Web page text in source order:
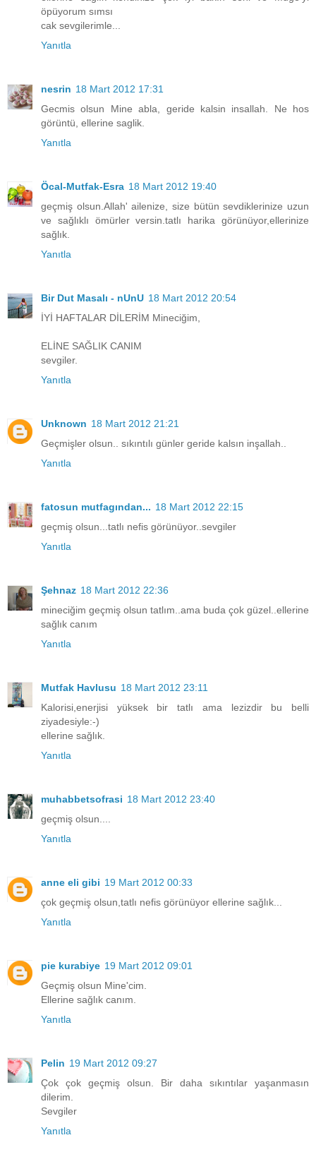
öpüyorum sımsı
cak sevgilerimle...
Yanıtla
nesrin 18 Mart 2012 17:31
Gecmis olsun Mine abla, geride kalsin insallah. Ne hos
görüntü, ellerine saglik.
Yanıtla
Öcal-Mutfak-Esra 18 Mart 2012 19:40
geçmiş olsun.Allah' ailenize, size bütün sevdiklerinize uzun
ve sağlıklı ömürler versin.tatlı harika görünüyor,ellerinize
sağlık.
Yanıtla
Bir Dut Masalı - nUnU 18 Mart 2012 20:54
İYİ HAFTALAR DİLERİM Mineciğim,
ELİNE SAĞLIK CANIM
sevgiler.
Yanıtla
Unknown 18 Mart 2012 21:21
Geçmişler olsun.. sıkıntılı günler geride kalsın inşallah..
Yanıtla
fatosun mutfagından... 18 Mart 2012 22:15
geçmiş olsun...tatlı nefis görünüyor..sevgiler
Yanıtla
Şehnaz 18 Mart 2012 22:36
mineciğim geçmiş olsun tatlım..ama buda çok güzel..ellerine
sağlık canım
Yanıtla
Mutfak Havlusu 18 Mart 2012 23:11
Kalorisi,enerjisi yüksek bir tatlı ama lezizdir bu belli
ziyadesiyle:-)
ellerine sağlık.
Yanıtla
muhabbetsofrasi 18 Mart 2012 23:40
geçmiş olsun....
Yanıtla
anne eli gibi 19 Mart 2012 00:33
çok geçmiş olsun,tatlı nefis görünüyor ellerine sağlık...
Yanıtla
pie kurabiye 19 Mart 2012 09:01
Geçmiş olsun Mine'cim.
Ellerine sağlık canım.
Yanıtla
Pelin 19 Mart 2012 09:27
Çok çok geçmiş olsun. Bir daha sıkıntılar yaşanmasın
dilerim.
Sevgiler
Yanıtla